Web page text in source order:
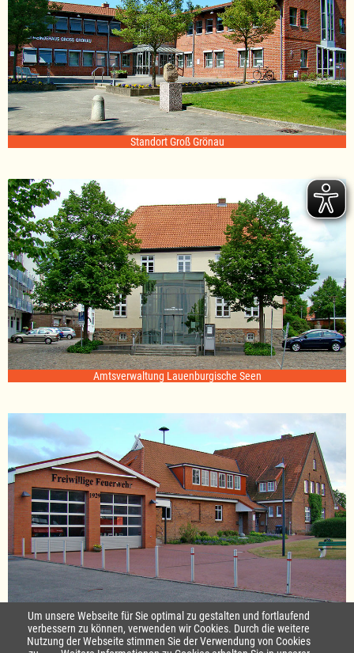
Standort Groß Grönau
Amtsverwaltung Lauenburgische Seen
Standort Sterley
Startseite|Kontakt
Um unsere Webseite für Sie optimal zu gestalten und fortlaufend
verbessern zu können, verwenden wir Cookies. Durch die weitere
Nutzung der Webseite stimmen Sie der Verwendung von Cookies